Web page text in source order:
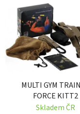
u
s
MULTI GYM
FORCE KITT2
Skladem ČR